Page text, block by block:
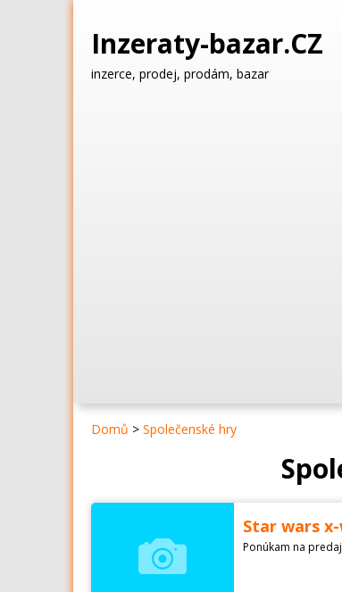
Inzeraty-bazar.CZ
inzerce, prodej, prodám, bazar
Domů > Společenské hry
Star wars
Ponúkam na